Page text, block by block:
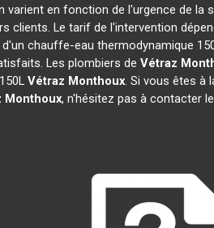
en fonction de l'urgence de la
Le tarif de l'intervention
chauffe-eau thermodynamique
Les plombiers de Vétraz
Vétraz Monthoux. Si vous êtes à
Monthoux, n'hésitez pas à contacter